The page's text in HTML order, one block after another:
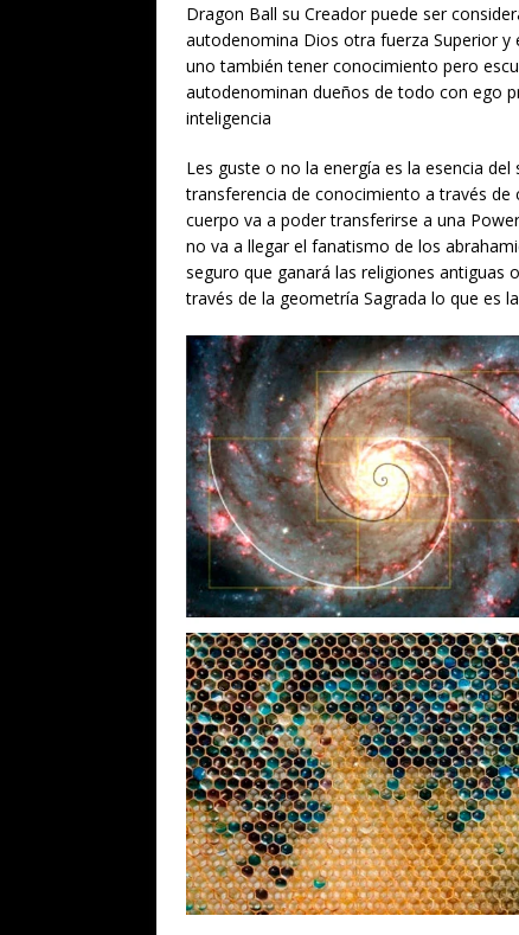
Dragon Ball su Creador puede ser
autodenomina Dios otra fuerza Superior y
uno también tener conocimiento pero
autodenominan dueños de todo con ego
inteligencia
Les guste o no la energía es la esencia
transferencia de conocimiento a través de
cuerpo va a poder transferirse a una
no va a llegar el fanatismo de los
seguro que ganará las religiones antiguas
través de la geometría Sagrada lo que es